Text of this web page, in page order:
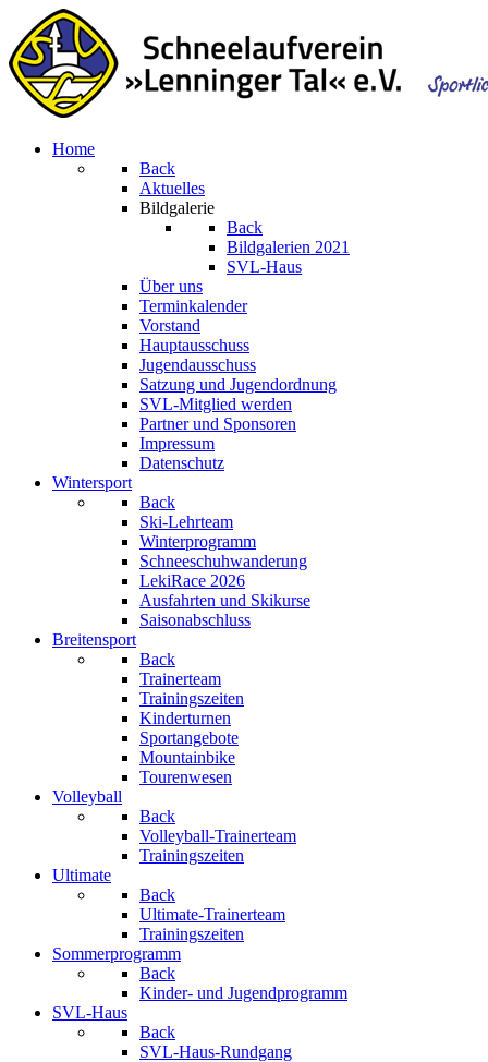
Home
Back
Aktuelles
Bildgalerie
Back
Bildgalerien 2021
SVL-Haus
Über uns
Terminkalender
Vorstand
Hauptausschuss
Jugendausschuss
Satzung und Jugendordnung
SVL-Mitglied werden
Partner und Sponsoren
Impressum
Datenschutz
Wintersport
Back
Ski-Lehrteam
Winterprogramm
Schneeschuhwanderung
LekiRace 2026
Ausfahrten und Skikurse
Saisonabschluss
Breitensport
Back
Trainerteam
Trainingszeiten
Kinderturnen
Sportangebote
Mountainbike
Tourenwesen
Volleyball
Back
Volleyball-Trainerteam
Trainingszeiten
Ultimate
Back
Ultimate-Trainerteam
Trainingszeiten
Sommerprogramm
Back
Kinder- und Jugendprogramm
SVL-Haus
Back
SVL-Haus-Rundgang